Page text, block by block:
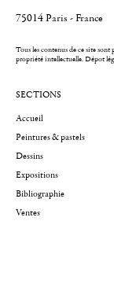
75014 Paris - France
Tous les contenus de ce site sont
propriété intellectuelle.Dépot
SECTIONS
Accueil
Peintures & pastels
Dessins
Expositions
Bibliographie
Ventes